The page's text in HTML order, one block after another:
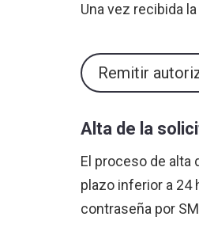
Una vez recibida
Remitir
Alta de la
El proceso de alta
plazo inferior a 24
contraseña por